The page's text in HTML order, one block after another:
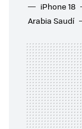
iPhone 18
Arabia Saudí